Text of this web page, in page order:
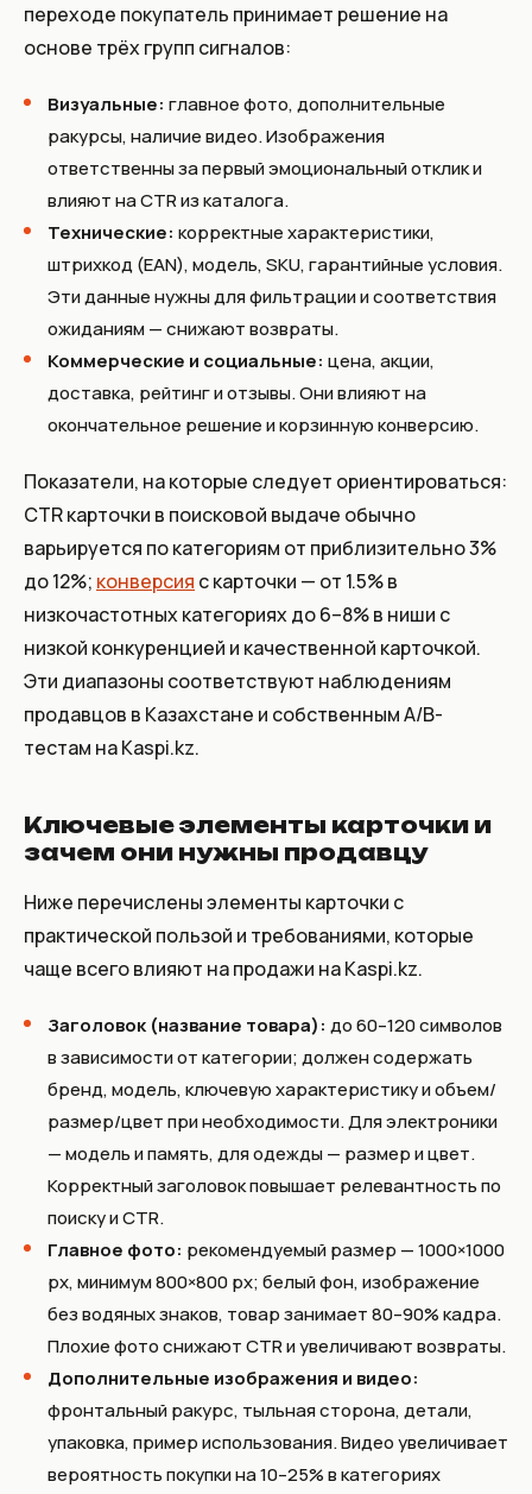
переходе покупатель принимает решение на
основе трёх групп сигналов:
Визуальные: главное фото, дополнительные
ракурсы, наличие видео. Изображения
ответственны за первый эмоциональный отклик и
влияют на CTR из каталога.
Технические: корректные характеристики,
штрихкод (EAN), модель, SKU, гарантийные условия.
Эти данные нужны для фильтрации и соответствия
ожиданиям — снижают возвраты.
Коммерческие и социальные: цена, акции,
доставка, рейтинг и отзывы. Они влияют на
окончательное решение и корзинную конверсию.
Показатели, на которые следует ориентироваться:
CTR карточки в поисковой выдаче обычно
варьируется по категориям от приблизительно 3%
до 12%; конверсия с карточки — от 1.5% в
низкочастотных категориях до 6–8% в ниши с
низкой конкуренцией и качественной карточкой.
Эти диапазоны соответствуют наблюдениям
продавцов в Казахстане и собственным A/B-
тестам на Kaspi.kz.
Ключевые элементы карточки и
зачем они нужны продавцу
Ниже перечислены элементы карточки с
практической пользой и требованиями, которые
чаще всего влияют на продажи на Kaspi.kz.
Заголовок (название товара): до 60–120 символов
в зависимости от категории; должен содержать
бренд, модель, ключевую характеристику и объем/
размер/цвет при необходимости. Для электроники
— модель и память, для одежды — размер и цвет.
Корректный заголовок повышает релевантность по
поиску и CTR.
Главное фото: рекомендуемый размер — 1000×1000
px, минимум 800×800 px; белый фон, изображение
без водяных знаков, товар занимает 80–90% кадра.
Плохие фото снижают CTR и увеличивают возвраты.
Дополнительные изображения и видео:
фронтальный ракурс, тыльная сторона, детали,
упаковка, пример использования. Видео увеличивает
вероятность покупки на 10–25% в категориях